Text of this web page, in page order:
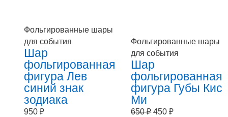
Фольгированные шары
для события
Шар
фольгированная
фигура Лев
синий знак
зодиака
950 ₽
Фольгированные шары
для события
Шар
фольгированная
фигура Губы Кис
Ми
650₽ 450₽